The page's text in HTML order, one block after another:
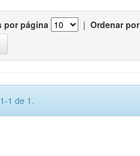
por página | Ordenar por
1 de 1.